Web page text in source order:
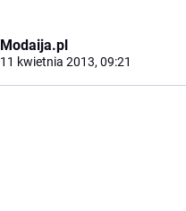
Modaija.pl
11 kwietnia 2013, 09:21